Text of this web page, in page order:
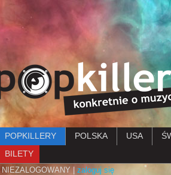
Menu główne
POPKILLERY POLSKA USA
BILETY
NIEZALOGOWANY | zaloguj się